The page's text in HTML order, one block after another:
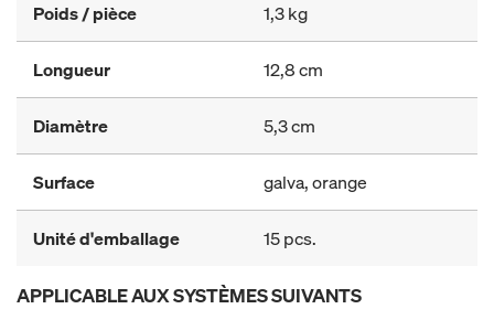
Poids / pièce 1,3 kg
Longueur 12,8 cm
Diamètre 5,3 cm
Surface galva, orange
Unité d'emballage 15 pcs.
APPLICABLE AUX SYSTÈMES SUIVANTS